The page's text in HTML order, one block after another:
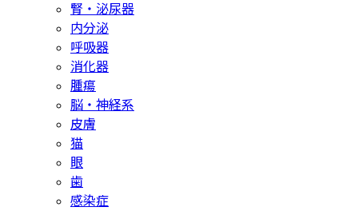
腎・泌尿器
内分泌
呼吸器
消化器
腫瘍
脳・神経系
皮膚
猫
眼
歯
感染症